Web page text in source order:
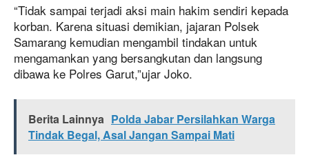
“Tidak sampai terjadi aksi main hakim sendiri kepada
korban. Karena situasi demikian, jajaran Polsek
Samarang kemudian mengambil tindakan untuk
mengamankan yang bersangkutan dan langsung
dibawa ke Polres Garut,”ujar Joko.
Berita Lainnya Polda Jabar Persilahkan Warga
Tindak Begal, Asal Jangan Sampai Mati